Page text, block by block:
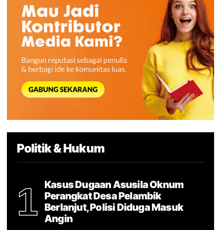
Politik & Hukum
1
Kasus Dugaan Asusila Oknum
Perangkat Desa Pelambik
Berlanjut, Polisi Diduga Masuk
Angin